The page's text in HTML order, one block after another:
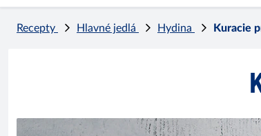
Recepty Hlavné jedlá Hydina Kuracie